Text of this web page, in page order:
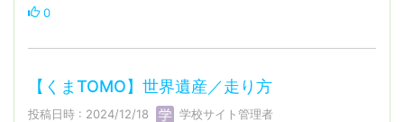
0
【くまTOMO】世界遺産／走り方
投稿日時 : 2024/12/18 学校サイト管理者